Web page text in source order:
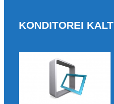
KONDITOREI KALT